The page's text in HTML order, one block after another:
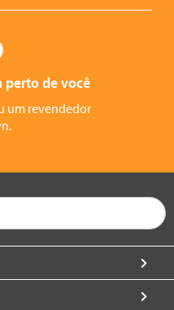
perto de você
um revendedor